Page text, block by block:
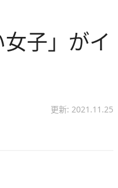
子」がイ
更新: 2021.11.25